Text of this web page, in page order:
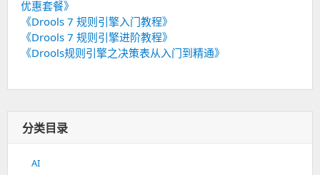
优惠套餐》
《Drools 7 规则引擎入门教程》
《Drools 7 规则引擎进阶教程》
《Drools规则引擎之决策表从入门到精通》
分类目录
AI